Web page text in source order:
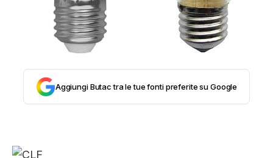
COMPLOTTI, LEGGENDE URBANE ED
EVERGREEN
EDITORIALIAggiungi Butac tra le tue fonti preferite su Google